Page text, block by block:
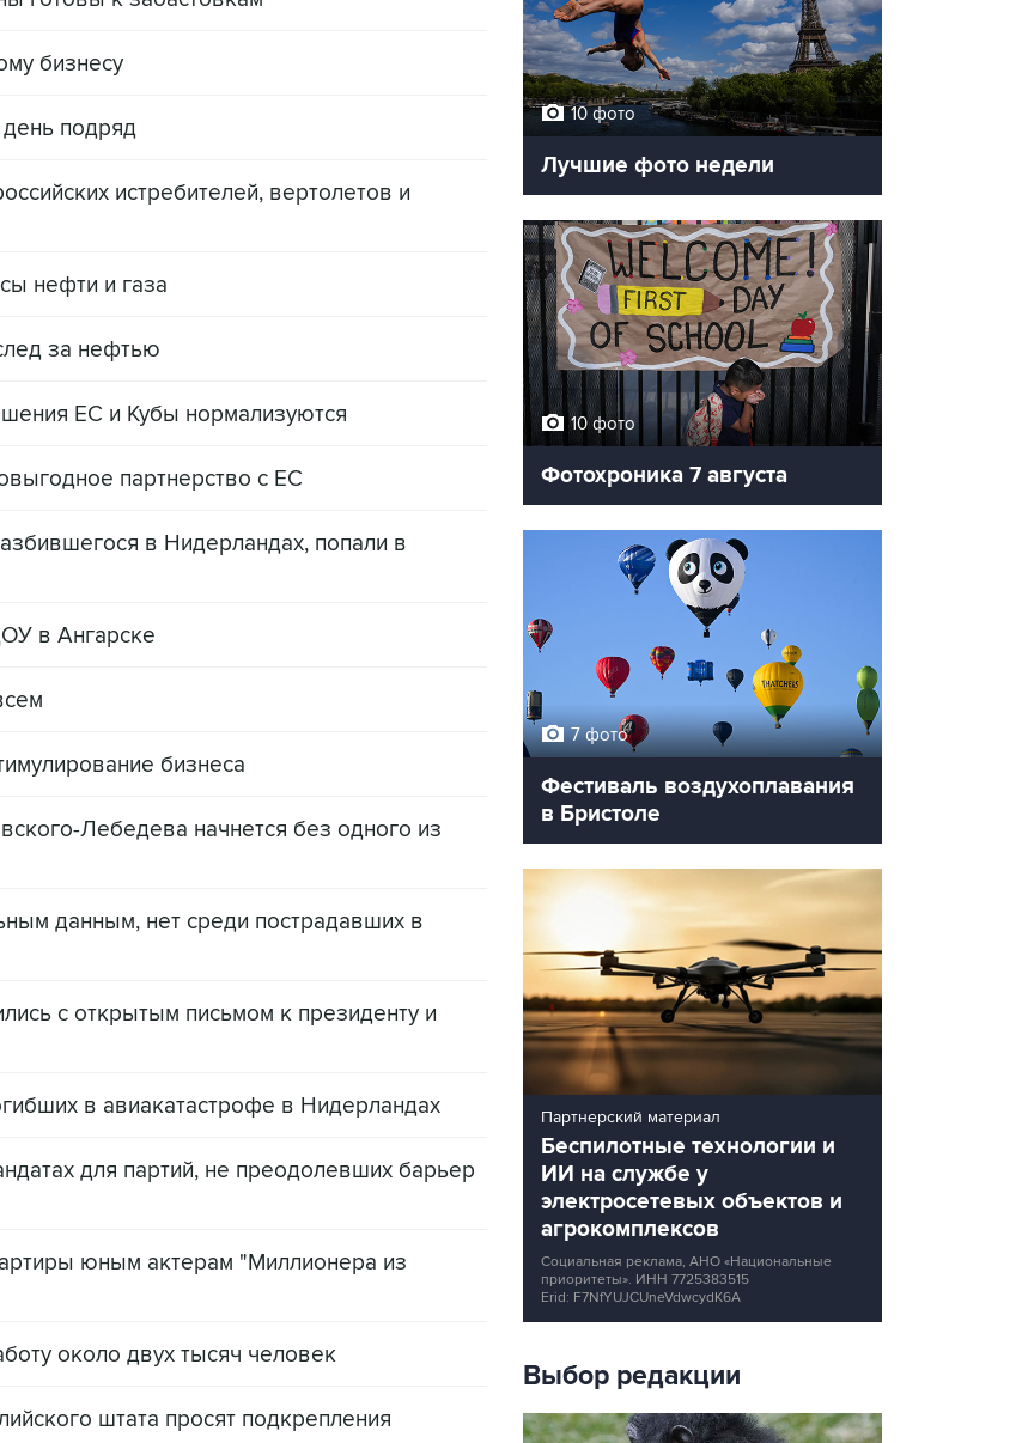
бизнесу
подряд
истребителей, вертолетов и
нефти и газа
за нефтью
ЕС и Кубы нормализуются
партнерство с ЕC
в Нидерландах, попали в
в Ангарске
бизнеса
Лебедева начнется без одного из
данным, нет среди пострадавших в
с открытым письмом к президенту и
в авиакатастрофе в Нидерландах
для партий, не преодолевших барьер
юным актерам "Миллионера из
около двух тысяч человек
штата просят подкрепления
10 фото
Лучшие фото недели
10 фото
Фотохроника 7 августа
7 фото
Фестиваль воздухоплавания
в Бристоле
Партнерский материал
Беспилотные технологии и
ИИ на службе у
электросетевых объектов и
агрокомплексов
Социальная реклама, АНО «Национальные
приоритеты». ИНН 7725383515
Erid: F7NfYUJCUneVdwcydK6A
Выбор редакции